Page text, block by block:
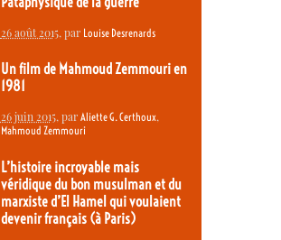
26 août 2015, par Louise Desrenards
Un film de Mahmoud Zemmouri en
1981
26 juin 2015, par Aliette G. Certhoux,
Mahmoud Zemmouri
L’histoire incroyable mais
véridique du bon musulman et du
marxiste d’El Hamel qui voulaient
devenir français (à Paris)